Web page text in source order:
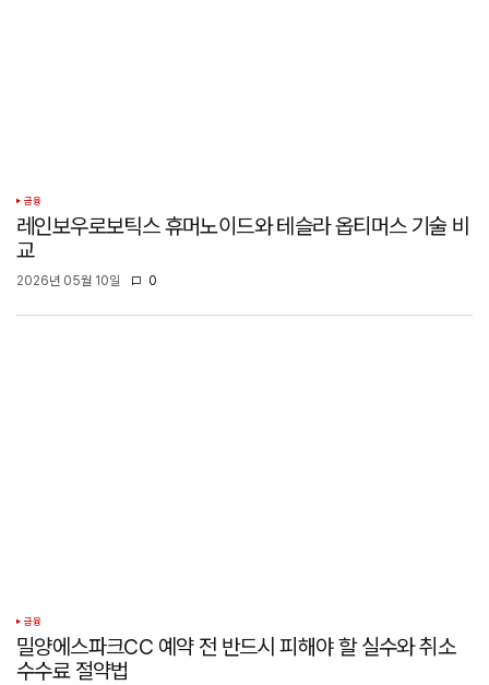
금융
레인보우로보틱스 휴머노이드와 테슬라 옵티머스 기술 비
교
2026년 05월 10일 0
금융
밀양에스파크CC 예약 전 반드시 피해야 할 실수와 취소
수수료 절약법